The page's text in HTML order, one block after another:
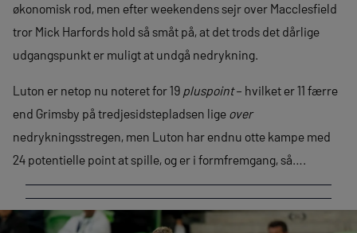
økonomisk rod, men efter weekendens sejr over Macclesfield
tror Mick Harfords hold så småt på, at det trods det dårlige
udgangspunkt er muligt at undgå nedrykning.
Luton er netop nu noteret for 19 pluspoint– hvilket er 11 færre
end Grimsby på tredjesidstepladsen lige over
nedrykningsstregen, men Luton har endnu otte kampe med
24 potentielle point at spille, og er i formfremgang, så….